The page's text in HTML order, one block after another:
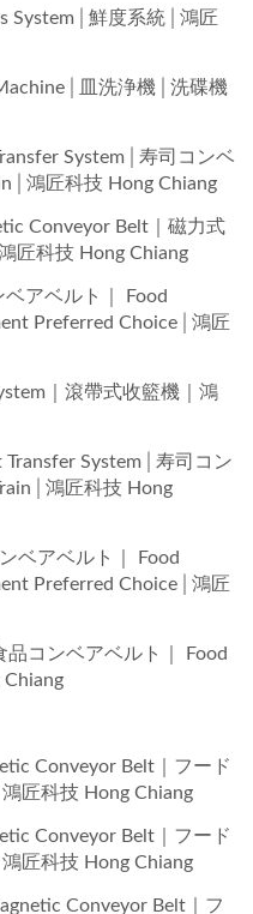
System│鮮度系統│鴻匠
皿洗浄機│洗碟機
System│寿司コンベ
鴻匠科技 Hong Chiang
Conveyor Belt｜磁力式
匠科技 Hong Chiang
アベルト｜ Food
Preferred Choice│鴻匠
｜滾帶式收籃機｜鴻
System│寿司コン
鴻匠科技 Hong
ベアベルト｜ Food
Preferred Choice│鴻匠
コンベアベルト｜ Food
Conveyor Belt｜フード
匠科技 Hong Chiang
Conveyor Belt｜フード
匠科技 Hong Chiang
Conveyor Belt｜フ